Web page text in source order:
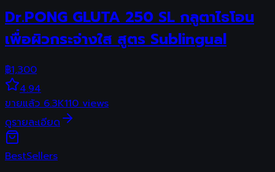
Dr.PONG GLUTA 250 SL กลูตาไธโอน
เพื่อผิวกระจ่างใส สูตร Sublingual
฿1,300
4.94
ขายแล้ว 6.3K110 views
ดูรายละเอียด
BestSellers